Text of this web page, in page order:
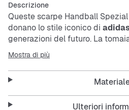
Descrizione
Queste scarpe Handball
donano lo stile iconico di
generazioni del futuro. La
flessibile è perfetta per
piccoli. I lacci elasticizzati
aprirsi per infilarle e toglierle
old-school firmato
adidas, è la
un lungo cammino all'insegna
Mostra di più
Ulteriori